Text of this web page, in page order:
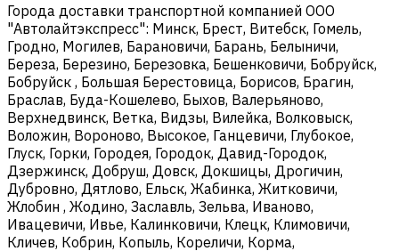
Города доставки транспортной компанией ООО
"Автолайтэкспресс": Минск, Брест, Витебск, Гомель,
Гродно, Могилев, Барановичи, Барань, Белыничи,
Береза, Березино, Березовка, Бешенковичи, Бобруйск,
Бобруйск , Большая Берестовица, Борисов, Брагин,
Браслав, Буда-Кошелево, Быхов, Валерьяново,
Верхнедвинск, Ветка, Видзы, Вилейка, Волковыск,
Воложин, Вороново, Высокое, Ганцевичи, Глубокое,
Глуск, Горки, Городея, Городок, Давид-Городок,
Дзержинск, Добруш, Довск, Докшицы, Дрогичин,
Дубровно, Дятлово, Ельск, Жабинка, Житковичи,
Жлобин , Жодино, Заславль, Зельва, Иваново,
Ивацевичи, Ивье, Калинковичи, Клецк, Климовичи,
Кличев, Кобрин, Копыль, Кореличи, Корма,